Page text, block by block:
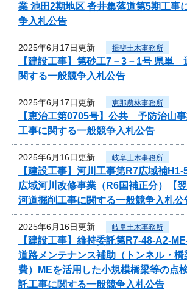
業 池田2期地区 沓井集落道第5期工事
争入札公告
2025年6月17日更新 揖斐土木事務所
【建設工事】第砂工7－3－1号 県単
関する一般競争入札公告
2025年6月17日更新 恵那農林事務所
【恵治工第0705号】公共 予防治山
工事に関する一般競争入札公告
2025年6月16日更新 岐阜土木事務所
【建設工事】河川工事第R7広域補
広域河川改修事業（R6国補正分）【
河道掘削工事に関する一般競争入札公
2025年6月16日更新 岐阜土木事務所
【建設工事】維持委託第R7-48-A2-
道路メンテナンス補助（トンネル・橋
費）MEを活用した小規模橋梁等の点
託工事に関する一般競争入札公告